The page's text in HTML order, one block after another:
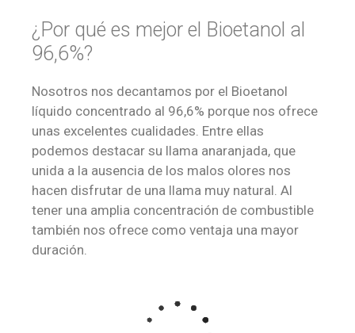
¿Por qué es mejor el Bioetanol al
96,6%?
Nosotros nos decantamos por el Bioetanol
líquido concentrado al 96,6% porque nos ofrece
unas excelentes cualidades. Entre ellas
podemos destacar su llama anaranjada, que
unida a la ausencia de los malos olores nos
hacen disfrutar de una llama muy natural. Al
tener una amplia concentración de combustible
también nos ofrece como ventaja una mayor
duración.